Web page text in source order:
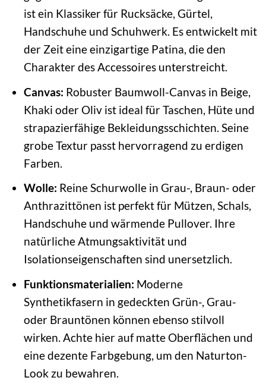
ist ein Klassiker für Rucksäcke, Gürtel,
Handschuhe und Schuhwerk. Es entwickelt mit
der Zeit eine einzigartige Patina, die den
Charakter des Accessoires unterstreicht.
Canvas: Robuster Baumwoll-Canvas in Beige,
Khaki oder Oliv ist ideal für Taschen, Hüte und
strapazierfähige Bekleidungsschichten. Seine
grobe Textur passt hervorragend zu erdigen
Farben.
Wolle: Reine Schurwolle in Grau-, Braun- oder
Anthrazittönen ist perfekt für Mützen, Schals,
Handschuhe und wärmende Pullover. Ihre
natürliche Atmungsaktivität und
Isolationseigenschaften sind unersetzlich.
Funktionsmaterialien: Moderne
Synthetikfasern in gedeckten Grün-, Grau-
oder Brauntönen können ebenso stilvoll
wirken. Achte hier auf matte Oberflächen und
eine dezente Farbgebung, um den Naturton-
Look zu bewahren.